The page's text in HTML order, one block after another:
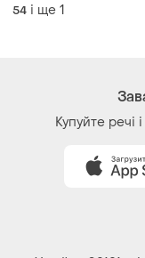
54 і ще 1
Купуйте речі